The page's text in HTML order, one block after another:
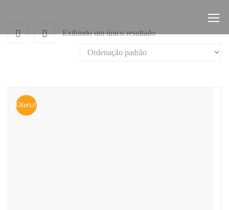
Exibindo um único resultado
Oferta!